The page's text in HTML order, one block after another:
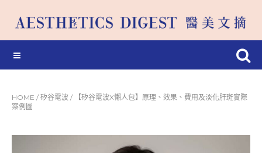
HOME / 矽谷電波 /
【矽谷電波X懶人包】原理、效果、費用及淡化肝斑實際
案例圖